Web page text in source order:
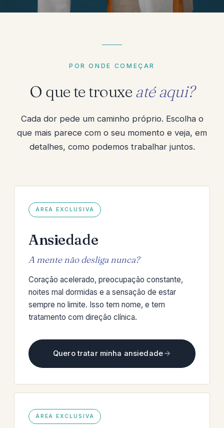
POR ONDE COMEÇAR
O que te trouxe até aqui?
Cada dor pede um caminho próprio. Escolha o
que mais parece com o seu momento e veja, em
detalhes, como podemos trabalhar juntos.
ÁREA EXCLUSIVA
Ansiedade
A mente não desliga nunca?
Coração acelerado, preocupação constante,
noites mal dormidas e a sensação de estar
sempre no limite. Isso tem nome, e tem
tratamento com direção clínica.
Quero tratar minha ansiedade
ÁREA EXCLUSIVA